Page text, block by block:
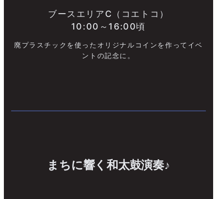
ブースエリアC（コエトコ）
10:00～16:00頃
廃プラスチックを使ったオリジナルコインを作ってイベ
ントの記念に。
まちに響く和太鼓演奏♪